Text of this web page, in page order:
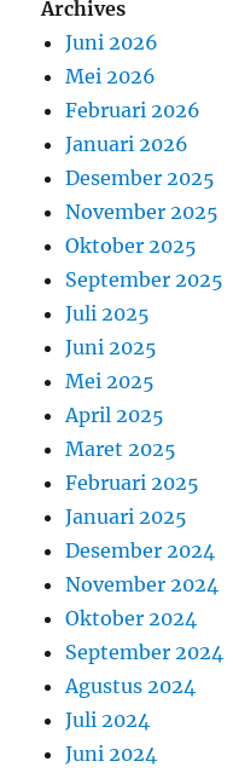
Archives
Juni 2026
Mei 2026
Februari 2026
Januari 2026
Desember 2025
November 2025
Oktober 2025
September 2025
Juli 2025
Juni 2025
Mei 2025
April 2025
Maret 2025
Februari 2025
Januari 2025
Desember 2024
November 2024
Oktober 2024
September 2024
Agustus 2024
Juli 2024
Juni 2024